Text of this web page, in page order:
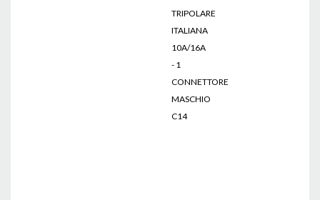
TRIPOLARE
ITALIANA
10A/16A
- 1
CONNETTORE
MASCHIO
C14